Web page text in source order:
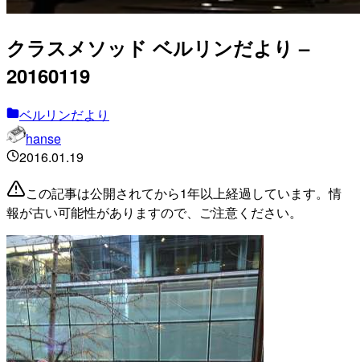
クラスメソッド ベルリンだより –
20160119
ベルリンだより
hanse
2016.01.19
この記事は公開されてから1年以上経過しています。情
報が古い可能性がありますので、ご注意ください。